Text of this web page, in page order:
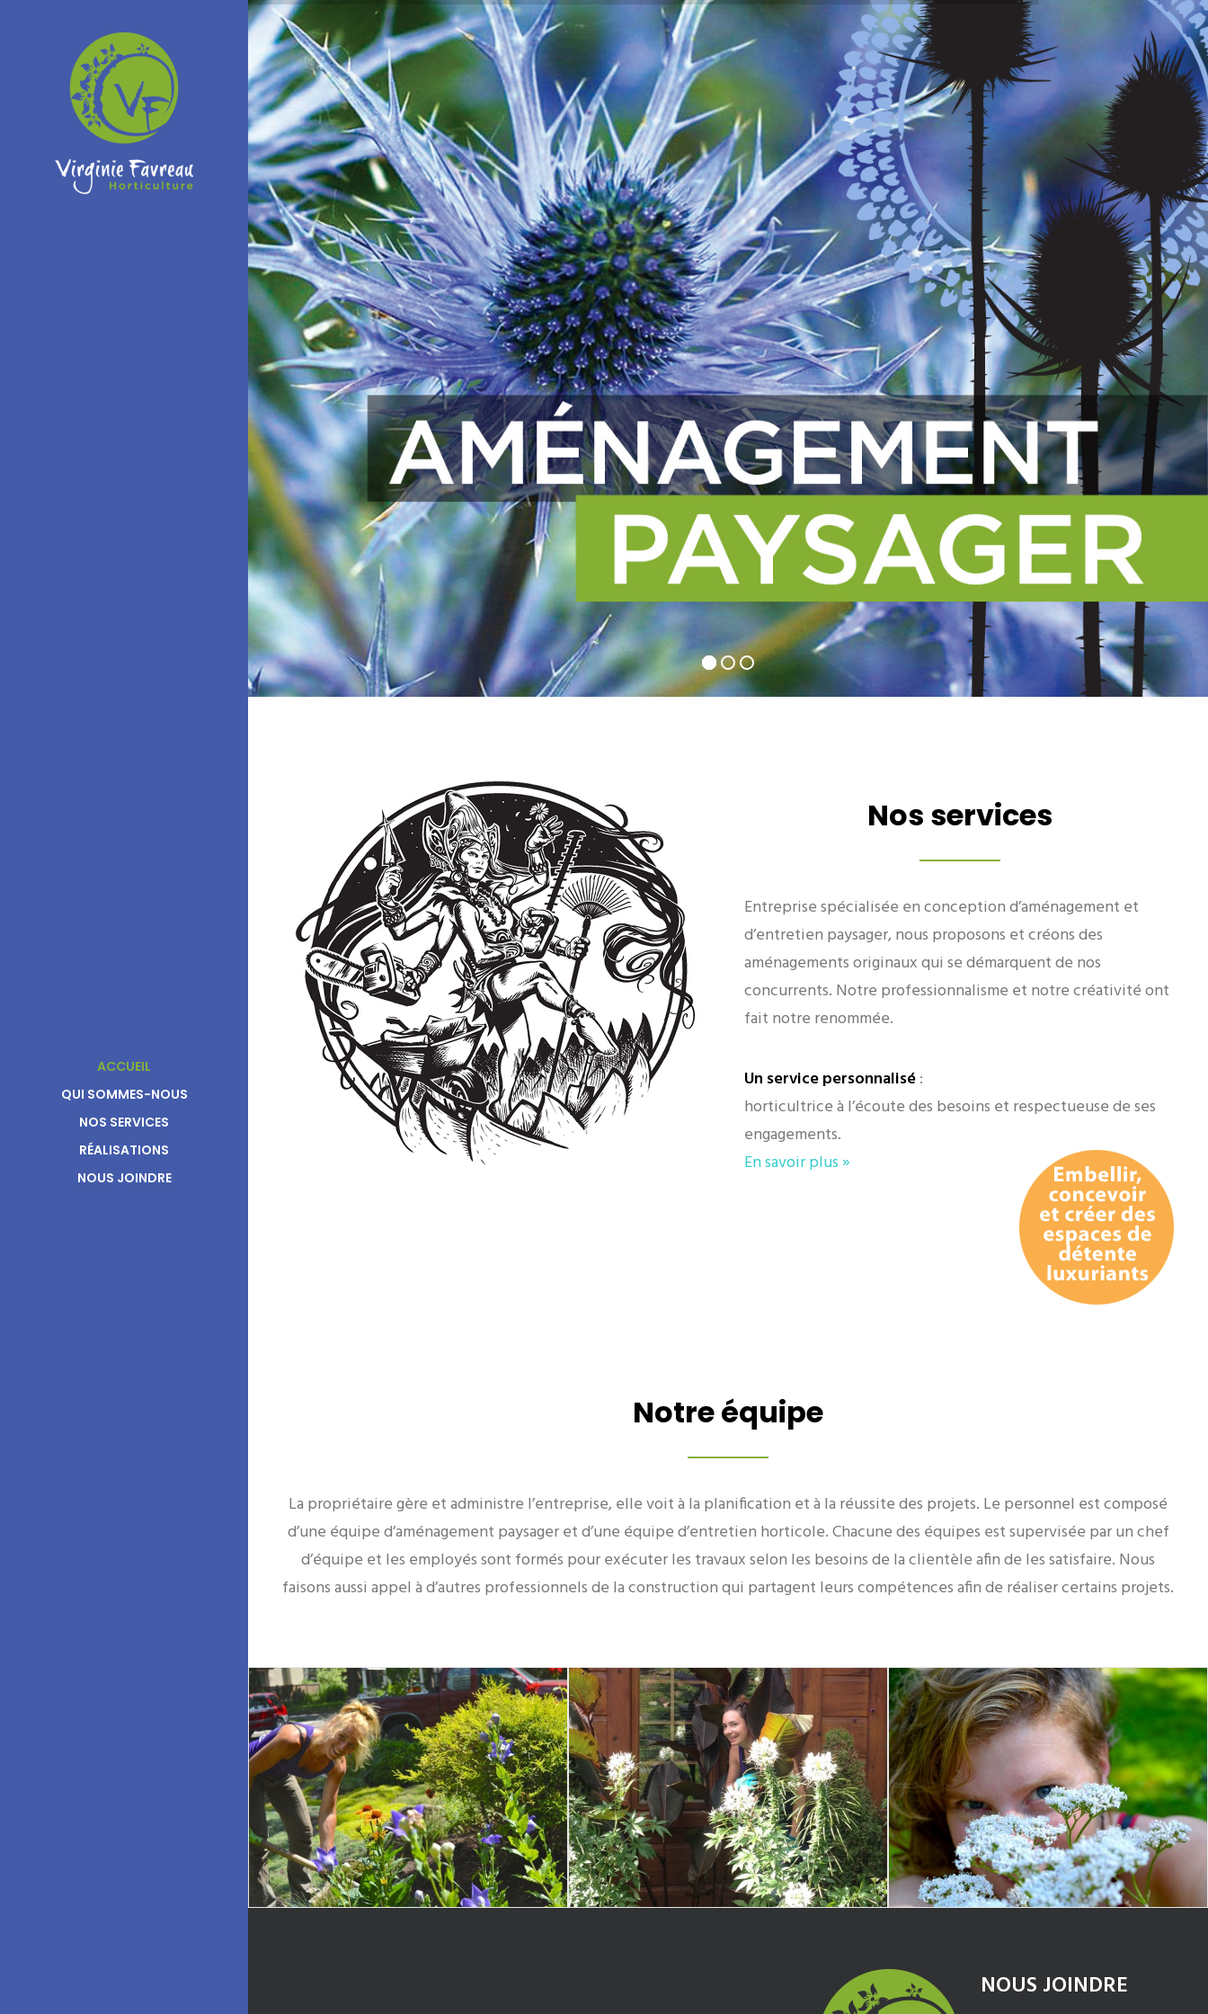
ACCUEIL
QUI SOMMES-NOUS
NOS SERVICES
RÉALISATIONS
NOUS JOINDRE
Nos services
Entreprise spécialisée en conception d’aménagement et
d’entretien paysager, nous proposons et créons des
aménagements originaux qui se démarquent de nos
concurrents. Notre professionnalisme et notre créativité ont
fait notre renommée.
Un service personnalisé:
horticultrice à l’écoute des besoins et respectueuse de ses
engagements.
En savoir plus »
Notre équipe
La propriétaire gère et administre l’entreprise, elle voit à la planification et à la réussite des projets. Le personnel est composé
d’une équipe d’aménagement paysager et d’une équipe d’entretien horticole. Chacune des équipes est supervisée par un chef
d’équipe et les employés sont formés pour exécuter les travaux selon les besoins de la clientèle afin de les satisfaire. Nous
faisons aussi appel à d’autres professionnels de la construction qui partagent leurs compétences afin de réaliser certains projets.
NOUS JOINDRE